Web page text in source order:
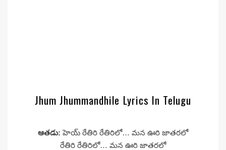
Jhum Jhummandhile Lyrics In Telugu
ఆతడు:హెయ్ రేతిరి రేతిరిలో… మన ఊరి జాతరలో
రేతిరి రేతిరిలో… మన ఊరి జాతరలో